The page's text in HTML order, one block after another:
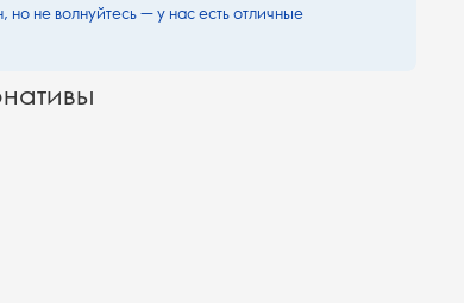
но не волнуйтесь — у нас есть отличные